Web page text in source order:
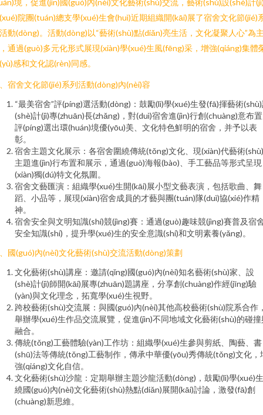
境，促進(jìn)國(guó)內(nèi)文化藝術(shù)交流，藝術(shù)設(shè)計
院團(tuán)總支學(xué)生會(huì)近期組織開(kāi)展了宿舍文化節(jié)
動(dòng)。活動(dòng)以“藝術(shù)點(diǎn)亮生活，文化凝聚人心”為
通過(guò)多元化形式展現(xiàn)學(xué)生風(fēng)采，增強(qiáng)集體
感和文化認(rèn)同感。
宿舍文化節(jié)系列活動(dòng)內(nèi)容
“最美宿舍”評(píng)選活動(dòng)：鼓勵(lì)學(xué)生發(fā)揮藝術
(shè)計(jì)專(zhuān)長(zhǎng)，對(duì)宿舍進(jìn)行創(chuàng)意布
評(píng)選出環(huán)境優(yōu)美、文化特色鮮明的宿舍，并予以表
彰。
宿舍主題文化展示：各宿舍圍繞傳統(tǒng)文化、現(xiàn)代藝術
主題進(jìn)行布置和展示，通過(guò)海報(bào)、手工藝品等形式呈現
(xiàn)獨(dú)特文化氛圍。
宿舍文藝匯演：組織學(xué)生開(kāi)展小型文藝表演，包括歌曲、舞
蹈、小品等，展現(xiàn)宿舍成員的才藝與團(tuán)隊(duì)協(xié)作精
神。
宿舍安全與文明知識(shí)競(jìng)賽：通過(guò)趣味競(jìng)賽普及宿
安全知識(shí)，提升學(xué)生的安全意識(shí)和文明素養(yǎng)。
國(guó)內(nèi)文化藝術(shù)交流活動(dòng)策劃
文化藝術(shù)講座：邀請(qǐng)國(guó)內(nèi)知名藝術(shù)家、設
(shè)計(jì)師開(kāi)展專(zhuān)題講座，分享創(chuàng)作經(jīng)驗
(yàn)與文化理念，拓寬學(xué)生視野。
跨校藝術(shù)交流展：與國(guó)內(nèi)其他高校藝術(shù)院系合作
舉辦學(xué)生作品交流展覽，促進(jìn)不同地域文化藝術(shù)的碰撞
融合。
傳統(tǒng)工藝體驗(yàn)工作坊：組織學(xué)生參與剪紙、陶藝、書
(shū)法等傳統(tǒng)工藝制作，傳承中華優(yōu)秀傳統(tǒng)文化，
強(qiáng)文化自信。
文化藝術(shù)沙龍：定期舉辦主題沙龍活動(dòng)，鼓勵(lì)學(xué)
繞國(guó)內(nèi)文化藝術(shù)熱點(diǎn)展開(kāi)討論，激發(fā)創
(chuàng)新思維。